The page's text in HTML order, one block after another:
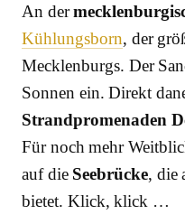
An der
Kühlungsborn, der
Mecklenburgs. Der
Sonnen ein. Direkt
Strandpromenaden
Für noch mehr
auf die Seebrücke, die
bietet. Klick, klick …